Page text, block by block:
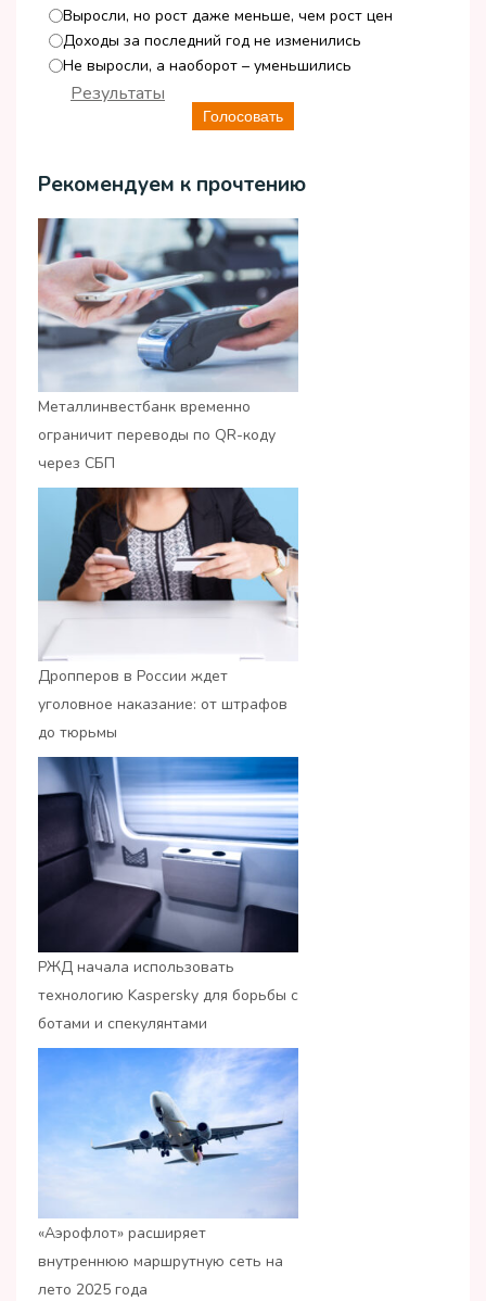
Выросли, но рост даже меньше, чем рост цен
Доходы за последний год не изменились
Не выросли, а наоборот – уменьшились
Голосовать
Результаты
Рекомендуем к прочтению
Металлинвестбанк временно
ограничит переводы по QR-коду
через СБП
Дропперов в России ждет
уголовное наказание: от штрафов
до тюрьмы
РЖД начала использовать
технологию Kaspersky для борьбы с
ботами и спекулянтами
«Аэрофлот» расширяет
внутреннюю маршрутную сеть на
лето 2025 года